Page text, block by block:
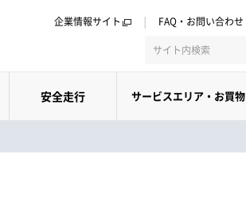
企業情報サイト FAQ・お問い合わせ
安全走行 サービスエリア・お買物